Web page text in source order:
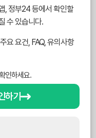
, 정부24 등에서 확인할
수 있습니다.
요 요건, FAQ, 유의사항
인하세요.
하기